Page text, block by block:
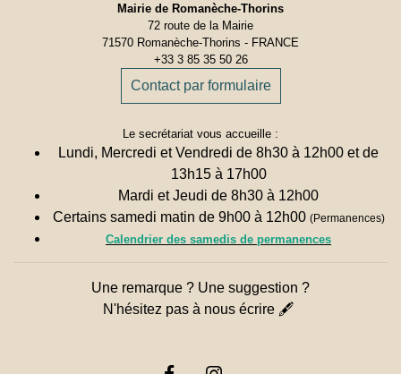
Mairie de Romanèche-Thorins
72 route de la Mairie
71570 Romanèche-Thorins - FRANCE
+33 3 85 35 50 26
Contact par formulaire
Le secrétariat vous accueille :
Lundi, Mercredi et Vendredi de 8h30 à 12h00 et de
13h15 à 17h00
Mardi et Jeudi de 8h30 à 12h00
Certains samedi matin de 9h00 à 12h00 (Permanences)
Calendrier des samedis de permanences
Une remarque ? Une suggestion ?
N'hésitez pas à nous écrire 🖋